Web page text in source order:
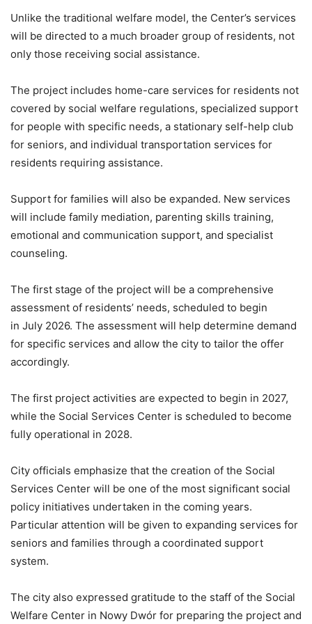
Unlike the traditional welfare model, the Center’s services
will be directed to a much broader group of residents, not
only those receiving social assistance.
The project includes home-care services for residents not
covered by social welfare regulations, specialized support
for people with specific needs, a stationary self-help club
for seniors, and individual transportation services for
residents requiring assistance.
Support for families will also be expanded. New services
will include family mediation, parenting skills training,
emotional and communication support, and specialist
counseling.
The first stage of the project will be a comprehensive
assessment of residents’ needs, scheduled to begin
in July 2026. The assessment will help determine demand
for specific services and allow the city to tailor the offer
accordingly.
The first project activities are expected to begin in 2027,
while the Social Services Center is scheduled to become
fully operational in 2028.
City officials emphasize that the creation of the Social
Services Center will be one of the most significant social
policy initiatives undertaken in the coming years.
Particular attention will be given to expanding services for
seniors and families through a coordinated support
system.
The city also expressed gratitude to the staff of the Social
Welfare Center in Nowy Dwór for preparing the project and